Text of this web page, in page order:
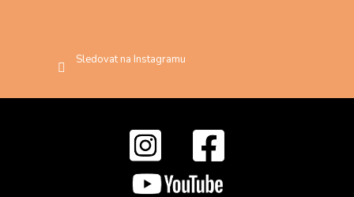
Sledovat na Instagramu